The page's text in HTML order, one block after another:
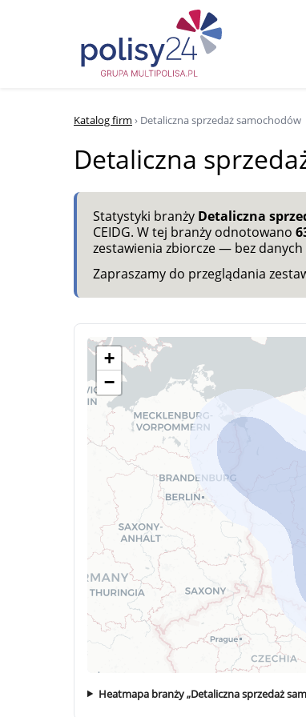
Katalog firm › Detaliczna sprzedaż samochodów
Detaliczna
Statystyki branży Detaliczna
CEIDG. W tej branży odnotowano
zestawienia zbiorcze — bez
Zapraszamy do przeglądania
+
−
Heatmapa branży „Detaliczna sprzedaż